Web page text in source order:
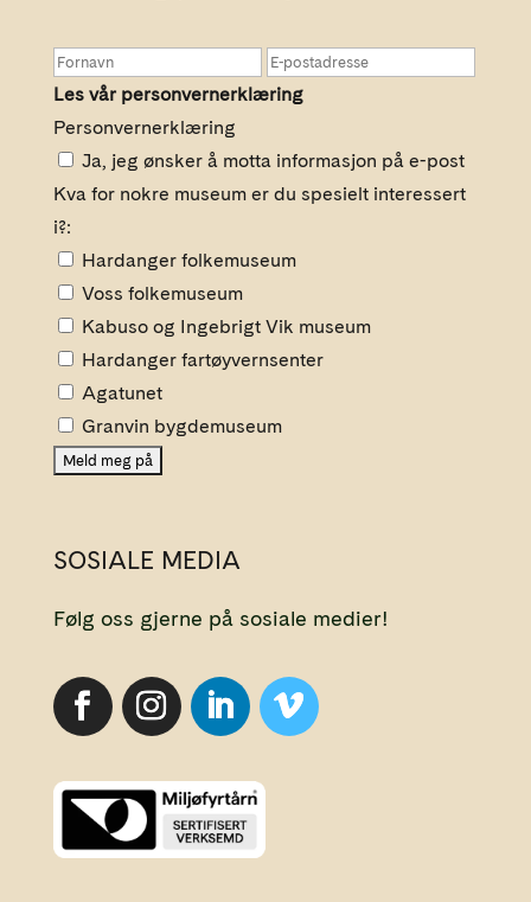
Les vår personvernerklæring
Personvernerklæring
Ja, jeg ønsker å motta informasjon på e-post
Kva for nokre museum er du spesielt interessert
i?:
Hardanger folkemuseum
Voss folkemuseum
Kabuso og Ingebrigt Vik museum
Hardanger fartøyvernsenter
Agatunet
Granvin bygdemuseum
SOSIALE MEDIA
Følg oss gjerne på sosiale medier!